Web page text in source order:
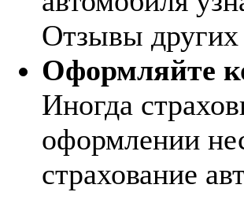
Отзывы других
Оформляйте
Иногда
оформлении
страхование